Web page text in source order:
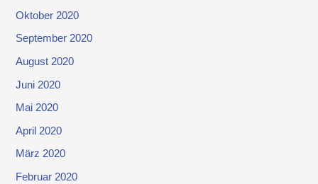
Oktober 2020
September 2020
August 2020
Juni 2020
Mai 2020
April 2020
März 2020
Februar 2020